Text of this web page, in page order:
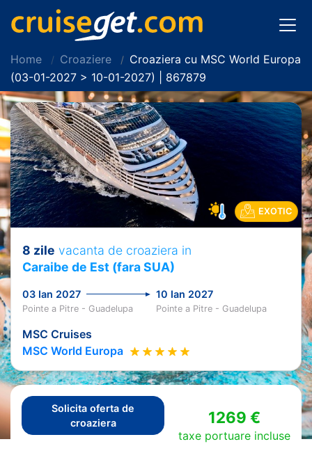
Home Croaziere
Croaziera cu MSC World Europa
(03-01-2027 > 10-01-2027) | 867879
EXOTIC
8 zile vacanta de croaziera in
Caraibe de Est (fara SUA)
03 Ian 2027 10 Ian 2027
Pointe a Pitre - Guadelupa Pointe a Pitre - Guadelupa
MSC Cruises
MSC World Europa
Solicita oferta de
croaziera
1269 €
taxe portuare incluse